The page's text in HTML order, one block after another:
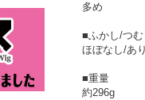
多め
■ふかし/つむ
ほぼなし/あり
■重量
約296g